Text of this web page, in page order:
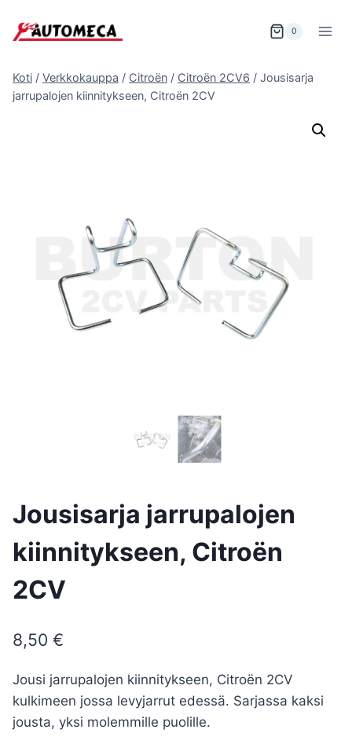
sisältöön
0
Koti / Verkkokauppa / Citroën / Citroën 2CV6 / Jousisarja
jarrupalojen kiinnitykseen, Citroën 2CV
Jousisarja jarrupalojen
kiinnitykseen, Citroën
2CV
8,50 €
Jousi jarrupalojen kiinnitykseen, Citroën 2CV
kulkimeen jossa levyjarrut edessä. Sarjassa kaksi
jousta, yksi molemmille puolille.